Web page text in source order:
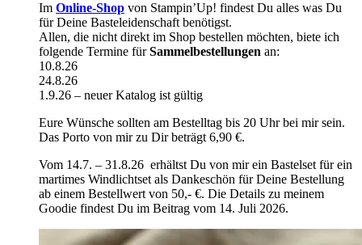
Im Online-Shop von Stampin’Up! findest Du alles was Du
für Deine Basteleidenschaft benötigst.
Allen, die nicht direkt im Shop bestellen möchten, biete ich
folgende Termine fürSammelbestellungen an:
10.8.26
24.8.26
1.9.26 – neuer Katalog ist gültig
Eure Wünsche sollten am Bestelltag bis 20 Uhr bei mir sein.
Das Porto von mir zu Dir beträgt 6,90 €.
Vom 14.7. – 31.8.26 erhältst Du von mir ein Bastelset für ein
martimes Windlichtset als Dankeschön für Deine Bestellung
ab einem Bestellwert von 50,- €. Die Details zu meinem
Goodie findest Du im Beitrag vom 14. Juli 2026.